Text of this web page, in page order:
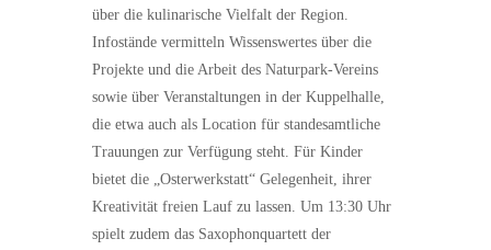
über die kulinarische Vielfalt der Region.
Infostände vermitteln Wissenswertes über die
Projekte und die Arbeit des Naturpark-Vereins
sowie über Veranstaltungen in der Kuppelhalle,
die etwa auch als Location für standesamtliche
Trauungen zur Verfügung steht. Für Kinder
bietet die „Osterwerkstatt“ Gelegenheit, ihrer
Kreativität freien Lauf zu lassen. Um 13:30 Uhr
spielt zudem das Saxophonquartett der